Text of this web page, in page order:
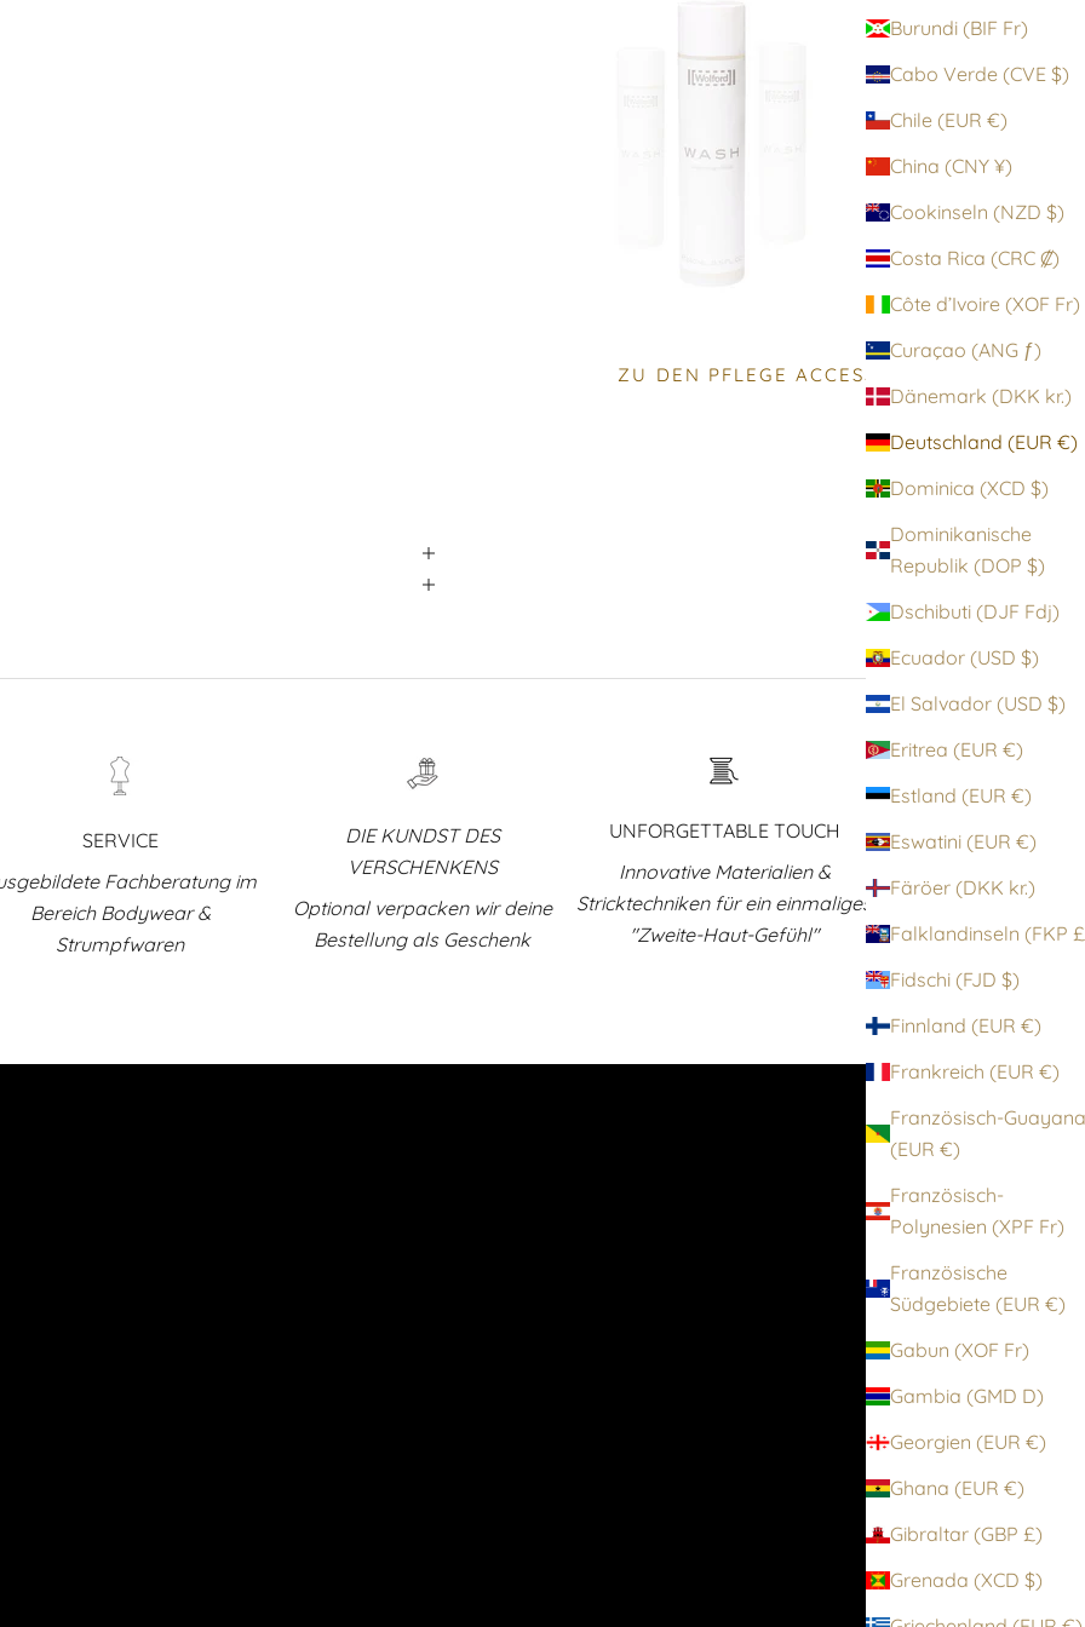
Burundi (BIF Fr)
Cabo Verde (CVE $)
Chile (EUR €)
China (CNY ¥)
Cookinseln (NZD $)
Costa Rica (CRC ₡)
Côte d’Ivoire (XOF Fr)
Curaçao (ANG ƒ)
Dänemark (DKK kr.)
Deutschland (EUR €)
Dominica (XCD $)
Dominikanische
Republik (DOP $)
Dschibuti (DJF Fdj)
Ecuador (USD $)
El Salvador (USD $)
Eritrea (EUR €)
Estland (EUR €)
Eswatini (EUR €)
Färöer (DKK kr.)
Fidschi (FJD $)
Finnland (EUR €)
Frankreich (EUR €)
Französisch-Guayana
(EUR €)
Französisch-
Polynesien (XPF Fr)
Französische
Südgebiete (EUR €)
Gabun (XOF Fr)
Gambia (GMD D)
Georgien (EUR €)
Ghana (EUR €)
Gibraltar (GBP £)
Grenada (XCD $)
ZU DEN PFLEGE ACCESSOIRES
SERVICE
Fachberatung im
Bereich Bodywear &
Strumpfwaren
DIE KUNDST DES
VERSCHENKENS
Optional verpacken wir deine
Bestellung als Geschenk
UNFORGETTABLE TOUCH
Innovative Materialien &
Stricktechniken für ein einmaliges
"Zweite-Haut-Gefühl"